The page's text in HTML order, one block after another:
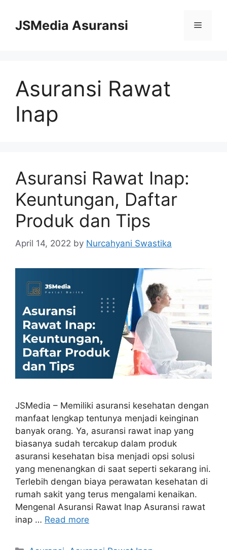
contentJSMedia Asuransi Menu
Asuransi Rawat
Inap
Asuransi Rawat Inap:
Keuntungan, Daftar
Produk dan Tips
April 14, 2022 by Nurcahyani Swastika
JSMedia – Memiliki asuransi kesehatan dengan
manfaat lengkap tentunya menjadi keinginan
banyak orang. Ya, asuransi rawat inap yang
biasanya sudah tercakup dalam produk
asuransi kesehatan bisa menjadi opsi solusi
yang menenangkan di saat seperti sekarang ini.
Terlebih dengan biaya perawatan kesehatan di
rumah sakit yang terus mengalami kenaikan.
Mengenal Asuransi Rawat Inap Asuransi rawat
inap … Read more